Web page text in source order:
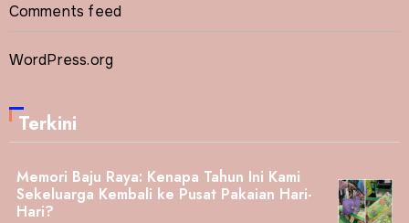
Comments feed
WordPress.org
Terkini
Memori Baju Raya: Kenapa Tahun Ini Kami
Sekeluarga Kembali ke Pusat Pakaian Hari-
Hari?